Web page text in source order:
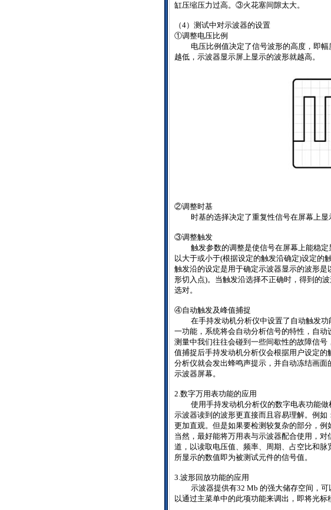
缸压缩压力过高。③火花塞间隙太大。
（4）测试中对示波器的设置
①调整电压比例
电压比例值决定了信号波形的高度，即幅
越低，示波器显示屏上显示的波形就越高。
②调整时基
时基的选择决定了重复性信号在屏幕上显
③调整触发
触发参数的调整是使信号在屏幕上能稳
以大于或小于(根据设定的触发沿确定)设定的
触发沿的设定是用于确定示波器显示的波形是
形切入点)。当触发沿选择不正确时，得到的
选对。
④自动触发及峰值捕捉
在手持发动机分析仪中设置了自动触发
一功能，系统将会自动分析信号的特性，自
测量中我们往往会碰到一些间歇性的故障信
值捕捉后手持发动机分析仪会根据用户设定
分析仪就会发出蜂鸣声提示，并自动冻结画
示波器屏幕。
2.数字万用表功能的应用
使用手持发动机分析仪的数字电表功能
示波器读到的波形更直接而且容易理解。例
更加直观。但是如果要检测较复杂的部分，例
当然，最好能将万用表与示波器配合使用，
道，以读取电压值、频率、周期、占空比和
所显示的数值即为被测试元件的信号值。
3.波形回放功能的应用
示波器提供有32 Mb 的强大储存空间，可
以通过主菜单中的此项功能来调出，即将光标